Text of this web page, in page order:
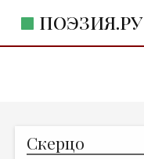
ПОЭЗИЯ.РУ
ЖАНРЫ
Скерцо